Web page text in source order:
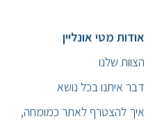
אודות מטי אונליין
הצוות שלנו
דבר איתנו בכל נושא
איך להצטרף לאתר כמומחה,